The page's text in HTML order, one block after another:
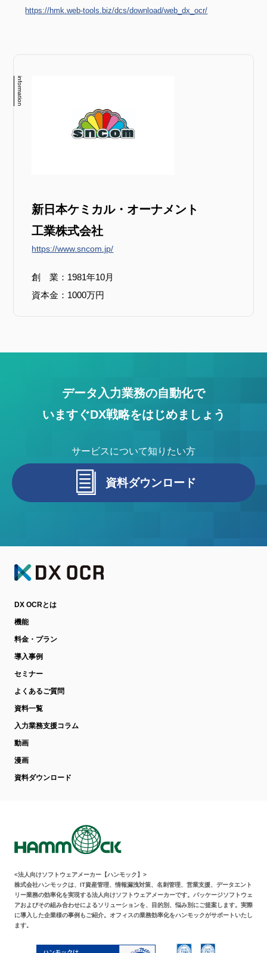
https://hmk.web-tools.biz/dcs/download/web_dx_ocr/
新日本ケミカル・オーナメント
工業株式会社
https://www.sncom.jp/
創 業：1981年10月
資本金：1000万円
データ入力業務の自動化で
いますぐDX戦略をはじめましょう
サービスについて知りたい方
資料ダウンロード
DX OCRとは
機能
料金・プラン
導入事例
セミナー
よくあるご質問
資料一覧
入力業務支援コラム
動画
漫画
資料ダウンロード
<法人向けソフトウェアメーカー【ハンモック】>
株式会社ハンモックは、IT資産管理、情報漏洩対策、名刺管理、営業支援、データエント
リー業務の効率化を実現する法人向けソフトウェアメーカーです。パッケージソフトウェ
アおよびその組み合わせによるソリューションを、目的別、悩み別にご提案します。実際
に導入した企業様の事例もご紹介。オフィスの業務効率化をハンモックがサポートいたし
ます。